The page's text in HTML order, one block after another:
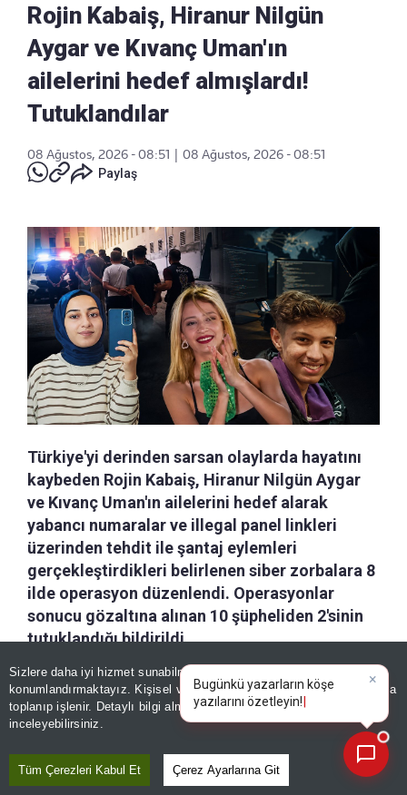
Sizlere daha iyi hizmet sunabilmek adına sitemizde
konumlandırmaktayız. Kişisel verileriniz, KVKK ve GDPR kapsamında
toplanıp işlenir. Detaylı bilgi almak içinAydınlatma Metnimizi
inceleyebilirsiniz.
Tüm Çerezleri Kabul Et Çerez Ayarlarına Git
Rojin Kabaiş, Hiranur Nilgün
Aygar ve Kıvanç Uman'ın
ailelerini hedef almışlardı!
Tutuklandılar
08 Ağustos, 2026 - 08:51
08 Ağustos, 2026 - 08:51
Paylaş
Türkiye'yi derinden sarsan olaylarda hayatını
kaybeden Rojin Kabaiş, Hiranur Nilgün Aygar
ve Kıvanç Uman'ın ailelerini hedef alarak
yabancı numaralar ve illegal panel linkleri
üzerinden tehdit ile şantaj eylemleri
gerçekleştirdikleri belirlenen siber zorbalara 8
ilde operasyon düzenlendi. Operasyonlar
sonucu gözaltına alınan 10 şüpheliden 2'sinin
tutuklandığı bildirildi.
Özetle Dinle Kaydet a-|+A
Diyarbakır İl Emniyet Müdürlüğü Siber Suçlarla
Mücadele Şube Müdürlüğü tarafından yürütülen
Bugünkü yaza|